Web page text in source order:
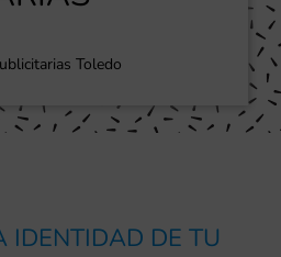
Toledo
IDENTIDAD DE TU